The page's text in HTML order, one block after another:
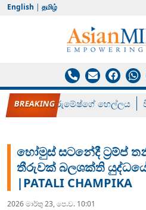
English | தமிழ்
රන් ගෙනා රුමේෂ්ගේ හෙල්ලය
හෝමුස් සටනේදී ට්‍රම්ප්
තීරුවක් බලශක්ති යුද්ධයේ
|PATALI CHAMPIKA
2026 මාර්තු 23, පෙ.ව. 10:01